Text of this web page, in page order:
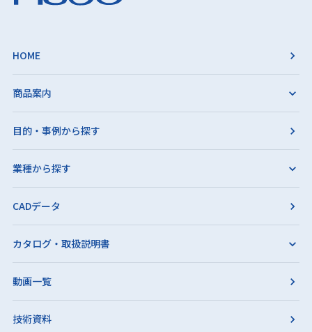
HOME
商品案内
目的・事例から探す
業種から探す
CADデータ
カタログ・取扱説明書
動画一覧
技術資料